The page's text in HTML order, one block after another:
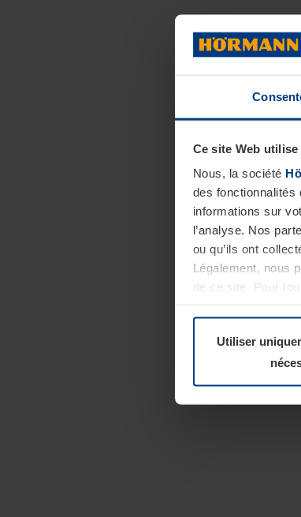
Ce site Web
Nous, la société
des fonctionnalités
informations sur
l’analyse. Nos
ou qu’ils ont
Légalement, nous
de ce site. Pour
Utiliser